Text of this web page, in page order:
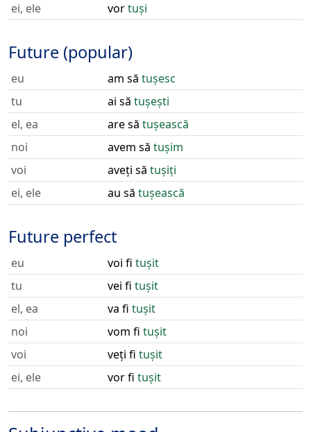
ei, ele
vortuși
Future (popular)
eu am să tușesc
tu
ai să tușești
el, ea
are să tușească
noi
avem să tușim
voi
aveți să tușiți
ei, ele
au să tușească
Future perfect
eu voi fi tușit
tu
vei fi tușit
el, ea
va fi tușit
noi
vom fi tușit
voi
veți fi tușit
ei, ele
vor fi tușit